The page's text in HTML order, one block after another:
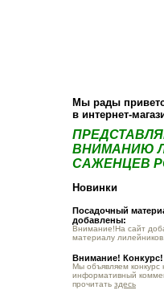
Мы рады
в интернет-
ВНИМАНИЮ
САЖЕНЦЕВ
Новинки
Посадочный
добавлены:
Внимание!На сайт
материалу лилейников.
Внимание!
Мы объявляем
информативный
прочитать здесь